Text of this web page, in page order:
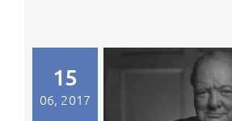
15
06, 2017